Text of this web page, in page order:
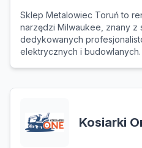
Sklep Metalowiec Toruń to
narzędzi Milwaukee, znany
dedykowanych
elektrycznych i budowlanych.
Kosiarki